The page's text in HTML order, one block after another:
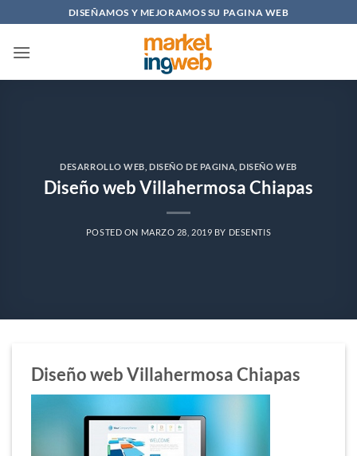
al
contenido
DISEÑAMOS Y MEJORAMOS SU PAGINA WEB
DESARROLLO WEB ,DISEÑO DE PAGINA ,DISEÑO WEB
Diseño web Villahermosa Chiapas
POSTED ON MARZO 28, 2019 BY DESENTIS
Diseño web Villahermosa Chiapas